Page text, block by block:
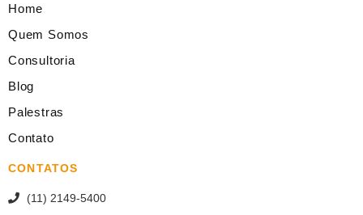
Home
Quem Somos
Consultoria
Blog
Palestras
Contato
CONTATOS
(11) 2149-5400